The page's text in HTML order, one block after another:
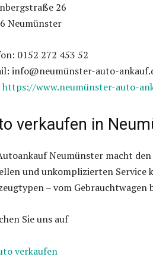
26
Neumünster
0152 272 453 52
info@neumünster-auto-
https://www.neumünster-auto-
verkaufen in
Neumünster macht
und unkomplizierten Service
– vom
Sie uns auf
verkaufen